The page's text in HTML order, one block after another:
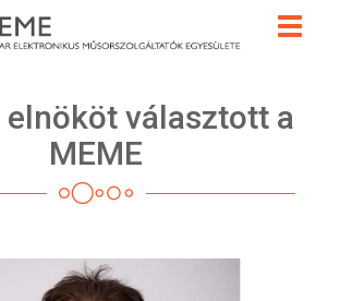
Toggle
elnököt választott a
MEME